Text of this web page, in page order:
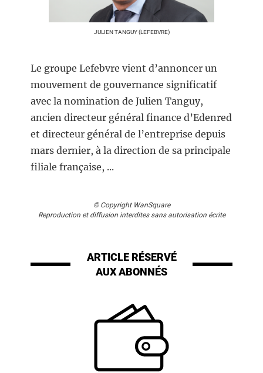
JULIEN TANGUY (LEFEBVRE)
Le groupe Lefebvre vient d’annoncer un
mouvement de gouvernance significatif
avec la nomination de Julien Tanguy,
ancien directeur général finance d’Edenred
et directeur général de l’entreprise depuis
mars dernier, à la direction de sa principale
filiale française, ...
© Copyright WanSquare
Reproduction et diffusion interdites sans autorisation écrite
ARTICLE RÉSERVÉ
AUX ABONNÉS